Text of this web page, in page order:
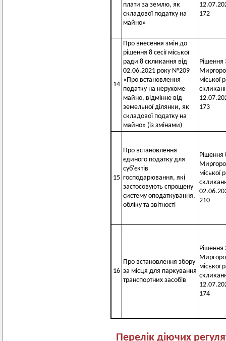
плати за землю, як
складової податку на
майно»
172
14
Про внесення змін до
рішення 8 сесії міської
ради 8 скликання від
02.06.2021 року №209
«Про встановлення
податку на нерухоме
майно, відмінне від
земельної ділянки, як
складової податку на
майно» (із змінами)
Рішення
міської
173
15
Про встановлення
єдиного податку для
суб'єктів
господарювання, які
застосовують спрощену
систему оподаткування,
обліку та звітності
Рішення
міської
210
16
Про встановлення збору
за місця для паркування
транспортних засобів
Рішення
міської
174
Перелік діючих